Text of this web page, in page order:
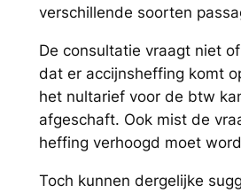
verschillende soorten
De consultatie vraagt niet
dat er accijnsheffing komt
het nultarief voor de btw
afgeschaft. Ook mist de
heffing verhoogd moet
Toch kunnen dergelijke